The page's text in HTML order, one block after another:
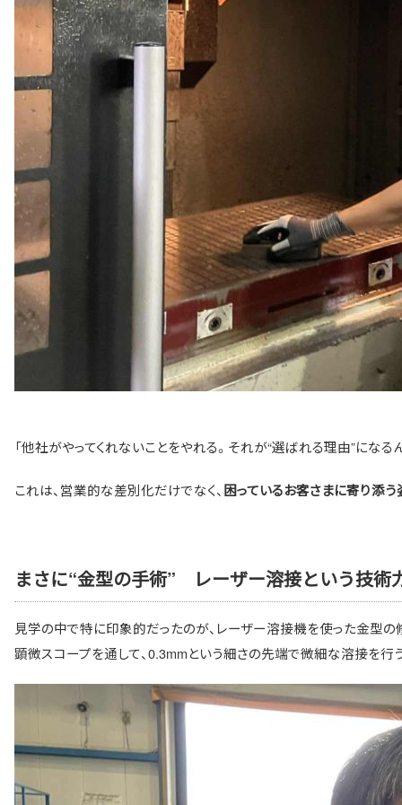
「他社がやってくれないことをやれる。それが“選ばれる理由”になる
これは、営業的な差別化だけでなく、 困っているお客さまに寄り添う
まさに“金型の手術” レーザー溶接という技術
見学の中で特に印象的だったのが、レーザー溶接機を使った金型の
顕微スコープを通して、0.3mmという細さの先端で微細な溶接を行